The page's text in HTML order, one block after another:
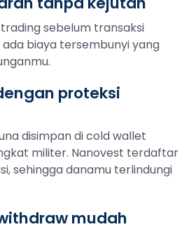
sebelum transaksi
ada biaya tersembunyi yang
proteksi
disimpan di cold wallet
militer. Nanovest terdaftar
sehingga danamu terlindungi
mudah